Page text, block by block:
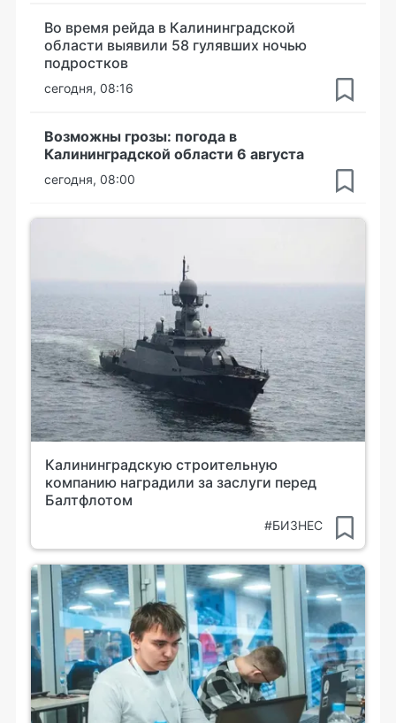
Во время рейда в Калининградской
области выявили 58 гулявших ночью
подростков
сегодня, 08:16
Возможны грозы: погода в
Калининградской области 6 августа
сегодня, 08:00
Калининградскую строительную
компанию наградили за заслуги перед
Балтфлотом
#БИЗНЕС